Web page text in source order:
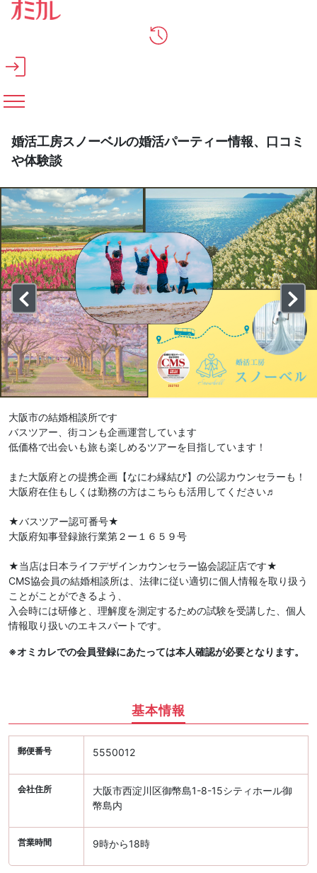
メインコンテンツへスキップ
婚活工房スノーベルの婚活パーティー情報、口コミ
や体験談
大阪市の結婚相談所です
バスツアー、街コンも企画運営しています
低価格で出会いも旅も楽しめるツアーを目指しています！
また大阪府との提携企画【なにわ縁結び】の公認カウンセラーも！
大阪府在住もしくは勤務の方はこちらも活用してください♬
★バスツアー認可番号★
大阪府知事登録旅行業第２ー１６５９号
★当店は日本ライフデザインカウンセラー協会認証店です★
CMS協会員の結婚相談所は、法律に従い適切に個人情報を取り扱う
ことがことができるよう、
入会時には研修と、理解度を測定するための試験を受講した、個人
情報取り扱いのエキスパートです。
※オミカレでの会員登録にあたっては本人確認が必要となります。
基本情報
郵便番号 5550012
会社住所
大阪市西淀川区御幣島1-8-15シティホール御
幣島内
営業時間 9時から18時